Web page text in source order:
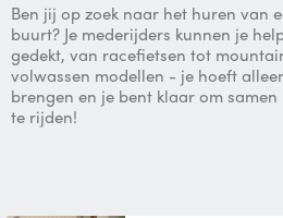
Ben jij op zoek naar het huren van
buurt? Je mederijders kunnen je
gedekt, van racefietsen tot
volwassen modellen - je hoeft
brengen en je bent klaar om
te rijden!